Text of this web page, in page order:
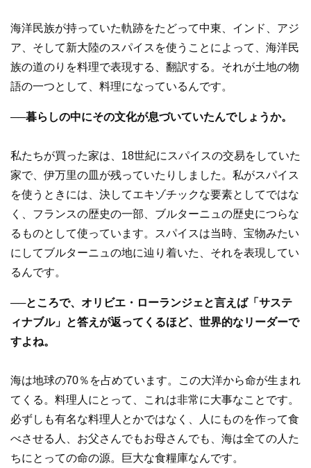
海洋民族が持っていた軌跡をたどって中東、インド、アジ
ア、そして新大陸のスパイスを使うことによって、海洋民
族の道のりを料理で表現する、翻訳する。それが土地の物
語の一つとして、料理になっているんです。
──暮らしの中にその文化が息づいていたんでしょうか。
私たちが買った家は、18世紀にスパイスの交易をしていた
家で、伊万里の皿が残っていたりしました。私がスパイス
を使うときには、決してエキゾチックな要素としてではな
く、フランスの歴史の一部、ブルターニュの歴史につらな
るものとして使っています。スパイスは当時、宝物みたい
にしてブルターニュの地に辿り着いた、それを表現してい
るんです。
──ところで、オリビエ・ローランジェと言えば「サステ
ィナブル」と答えが返ってくるほど、世界的なリーダーで
すよね。
海は地球の70％を占めています。この大洋から命が生まれ
てくる。料理人にとって、これは非常に大事なことです。
必ずしも有名な料理人とかではなく、人にものを作って食
べさせる人、お父さんでもお母さんでも、海は全ての人た
ちにとっての命の源。巨大な食糧庫なんです。